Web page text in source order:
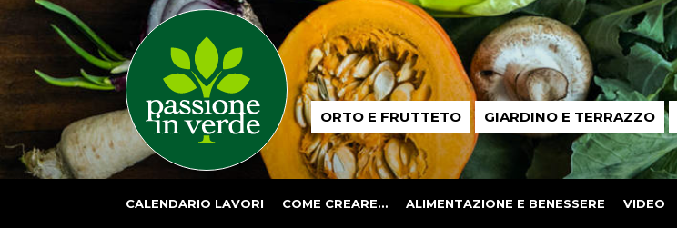
Passione
in ORTO E FRUTTETO GIARDINO E TERRAZZO
CALENDARIO LAVORI COME CREARE… ALIMENTAZIONE E BENESSERE VIDEO